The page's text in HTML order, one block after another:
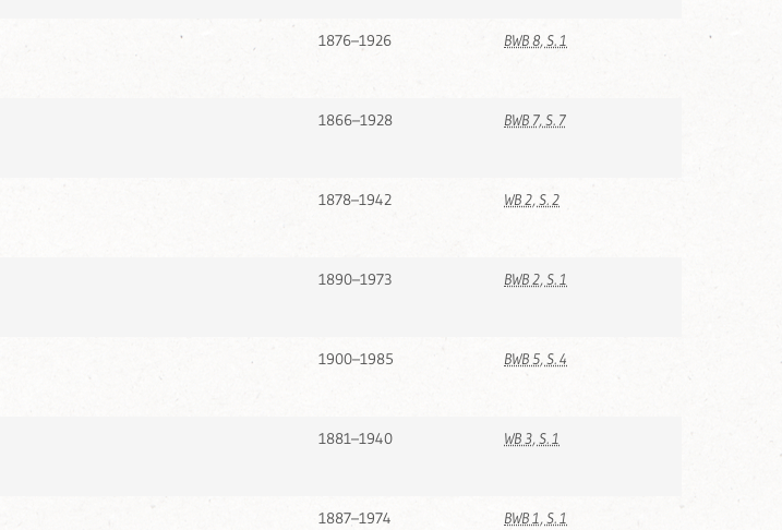
1876–1926 BWB 8, S. 1
1866–1928 BWB 7, S. 7
1878–1942 WB 2, S. 2
1890–1973 BWB 2, S. 1
1900–1985 BWB 5, S. 4
1881–1940 WB 3, S. 1
1887–1974 BWB 1, S. 1